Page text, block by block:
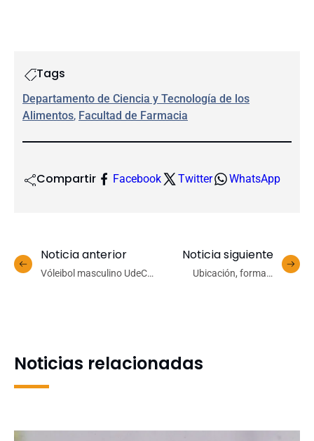
Tags
Departamento de Ciencia y Tecnología de los
Alimentos, Facultad de Farmacia
Compartir Facebook Twitter WhatsApp
Noticia anterior
Vóleibol masculino UdeC
Noticia siguiente
Ubicación, forma y
Noticias relacionadas